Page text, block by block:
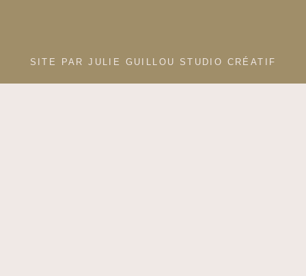
SITE PAR JULIE GUILLOU STUDIO CRÉATIF